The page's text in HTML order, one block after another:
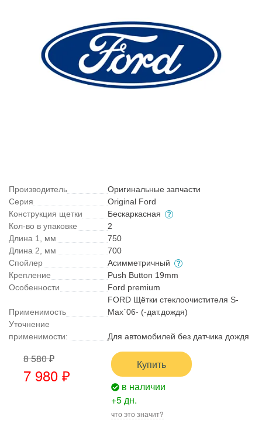
Производитель
Оригинальные запчасти
Серия
Original Ford
Конструкция щетки
Бескаркасная
Кол-во в упаковке
2
Длина 1, мм
750
Длина 2, мм
700
Спойлер
Асимметричный
Крепление
Push Button 19mm
Особенности
Ford premium
Применимость
FORD Щётки стеклоочистителя S-
Max`06- (-дат.дождя)
Уточнение
применимости:
Для автомобилей без датчика дождя
8 580 ₽
7 980 ₽
Купить
в наличии
+5 дн.
что это значит?